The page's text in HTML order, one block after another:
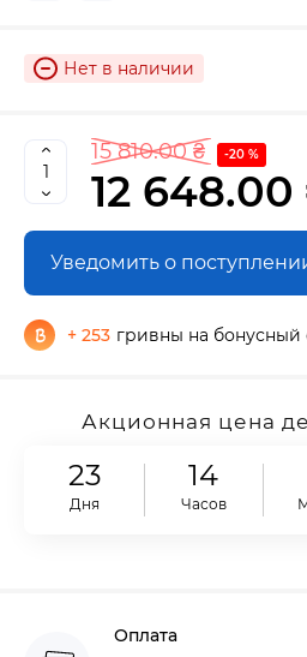
Нет в наличии
15 810.00 ₴ -20 %
12 648.00
Уведомить о
+ 253 гривны на бонусный
Акционная цена
23
Дня
14
Часов
Оплата